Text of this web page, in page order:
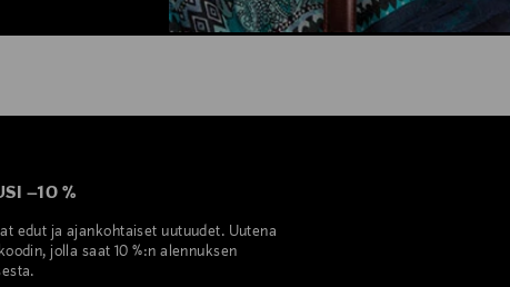
–10 %
edut ja ajankohtaiset uutuudet. Uutena
jolla saat 10 %:n alennuksen